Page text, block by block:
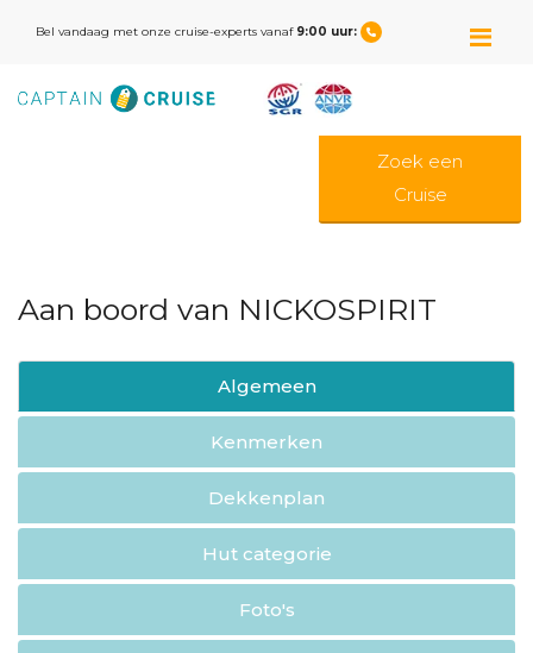
Bel vandaag met onze cruise-experts vanaf 9:00 uur:
Zoek een
Cruise
Aan boord van NICKOSPIRIT
Algemeen
Kenmerken
Dekkenplan
Hut categorie
Foto's